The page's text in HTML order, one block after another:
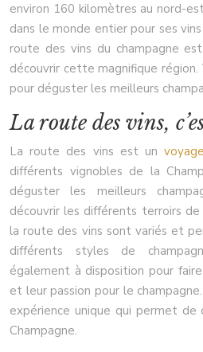
environ 160 kilomètres au nord-
dans le monde entier pour ses
route des vins du champagne
découvrir cette magnifique région.
pour déguster les meilleurs
La route des vins,
La route des vins est un
différents vignobles de la
déguster les meilleurs
découvrir les différents terroirs
la route des vins sont variés et
différents styles de
également à disposition pour
et leur passion pour le
expérience unique qui permet de
Champagne.